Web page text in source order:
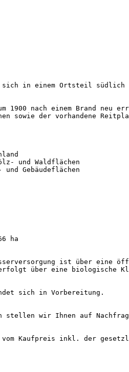
in einem Ortsteil südlich
1900 nach einem Brand
sowie der vorhandene
und Waldflächen
Gebäudeflächen
ha
ist über eine
erfolgt über eine biologische
sich in Vorbereitung.
stellen wir Ihnen auf
Kaufpreis inkl. der